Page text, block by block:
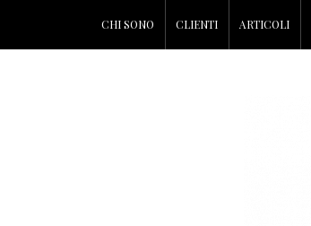
CHI SONO CLIENTI ARTICOLI